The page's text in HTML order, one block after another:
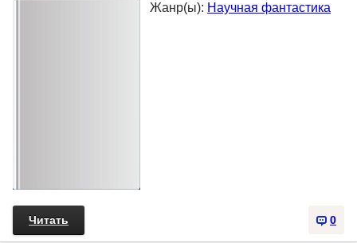
Жанр(ы): Научная фантастика
0
Читать